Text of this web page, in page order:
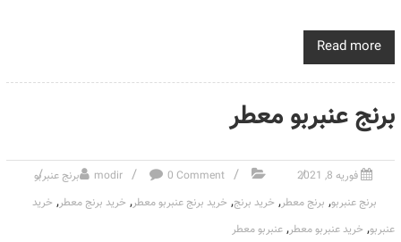
Read more
برنج عنبربو معطر
فوریه 8, 2021 modir 0 Comment
برنج عنبربو
برنج عنبربو, برنج معطر, خرید برنج, خرید برنج عنبربو معطر, خرید برنج معطر, خرید
عنبربو, خرید عنبربو معطر, عنبربو معطر